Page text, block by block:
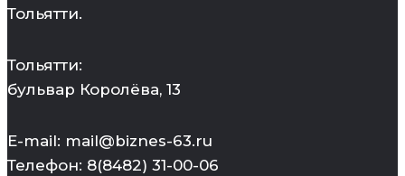
Тольятти.
Тольятти:
бульвар Королёва, 13
E-mail: mail@biznes-63.ru
Телефон: 8(8482) 31-00-06